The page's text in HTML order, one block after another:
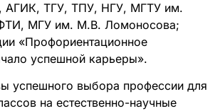
АГИК, ТГУ, ТПУ, НГУ, МГТУ им.
МГУ им. М.В. Ломоносова;
«Профориентационное
успешной карьеры».
выбора профессии для
на естественно-научные